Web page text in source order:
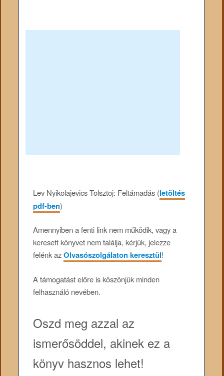
Lev Nyikolajevics Tolsztoj: Feltámadás (letöltés
pdf-ben)
Amennyiben a fenti link nem működik, vagy a
keresett könyvet nem találja, kérjük, jelezze
felénk azOlvasószolgálaton keresztül!
A támogatást előre is köszönjük minden
felhasználó nevében.
Oszd meg azzal az
ismerősöddel, akinek ez a
könyv hasznos lehet!